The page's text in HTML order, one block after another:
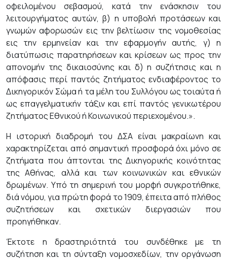
οφειλομένου σεβασμού, κατά την ενάσκησιν του
λειτουργήματος αυτών, β) η υποβολή προτάσεων και
γνωμών αφορωσών εις την βελτίωσιν της νομοθεσίας
εις την ερμηνείαν και την εφαρμογήν αυτής, γ) η
διατύπωσις παρατηρήσεων και κρίσεων ως προς την
απονομήν της δικαιοσύνης και δ) η συζήτησις και η
απόφασις περί παντός ζητήματος ενδιαφέροντος το
Δικηγορικόν Σώμα ή τα μέλη του Συλλόγου ως τοιαύτα ή
ως επαγγελματικήν τάξιν και επί παντός γενικωτέρου
ζητήματος Εθνικού ή Κοινωνικού περιεχομένου.».
Η ιστορική διαδρομή του ΔΣΑ είναι μακραίωνη και
χαρακτηρίζεται από σημαντική προσφορά όχι μόνο σε
ζητήματα που άπτονται της Δικηγορικής κοινότητας
της Αθήνας, αλλά και των κοινωνικών και εθνικών
δρωμένων. Υπό τη σημερινή του μορφή συγκροτήθηκε,
διά νόμου, για πρώτη φορά το 1909, έπειτα από πλήθος
συζητήσεων και σχετικών διεργασιών που
προηγήθηκαν.
Έκτοτε η δραστηριότητά του συνδέθηκε με τη
συζήτηση και τη σύνταξη νομοσχεδίων, την οργάνωση